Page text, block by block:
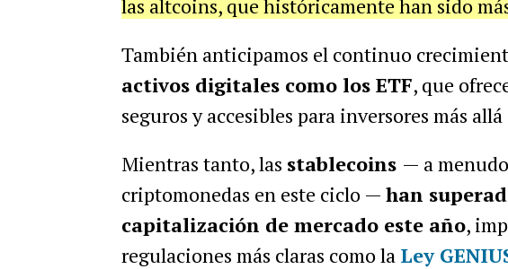
las altcoins, que históricamente han sido
También anticipamos el continuo
activos digitales como los ETF, que
seguros y accesibles para inversores más
Mientras tanto, las stablecoins — a
criptomonedas en este ciclo — han
capitalización de mercado este año,
regulaciones más claras como la Ley